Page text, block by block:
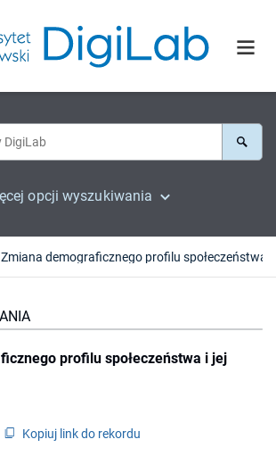
opcji wyszukiwania
profilu społeczeństwa i jej
Kopiuj link do rekordu